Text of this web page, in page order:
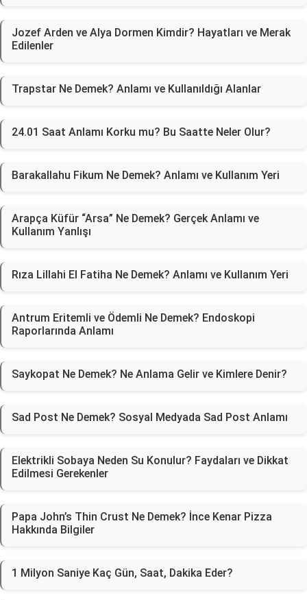
Jozef Arden ve Alya Dormen Kimdir? Hayatları ve Merak
Edilenler
Trapstar Ne Demek? Anlamı ve Kullanıldığı Alanlar
24.01 Saat Anlamı Korku mu? Bu Saatte Neler Olur?
Barakallahu Fikum Ne Demek? Anlamı ve Kullanım Yeri
Arapça Küfür “Arsa” Ne Demek? Gerçek Anlamı ve
Kullanım Yanlışı
Rıza Lillahi El Fatiha Ne Demek? Anlamı ve Kullanım Yeri
Antrum Eritemli ve Ödemli Ne Demek? Endoskopi
Raporlarında Anlamı
Saykopat Ne Demek? Ne Anlama Gelir ve Kimlere Denir?
Sad Post Ne Demek? Sosyal Medyada Sad Post Anlamı
Elektrikli Sobaya Neden Su Konulur? Faydaları ve Dikkat
Edilmesi Gerekenler
Papa John’s Thin Crust Ne Demek? İnce Kenar Pizza
Hakkında Bilgiler
1 Milyon Saniye Kaç Gün, Saat, Dakika Eder?